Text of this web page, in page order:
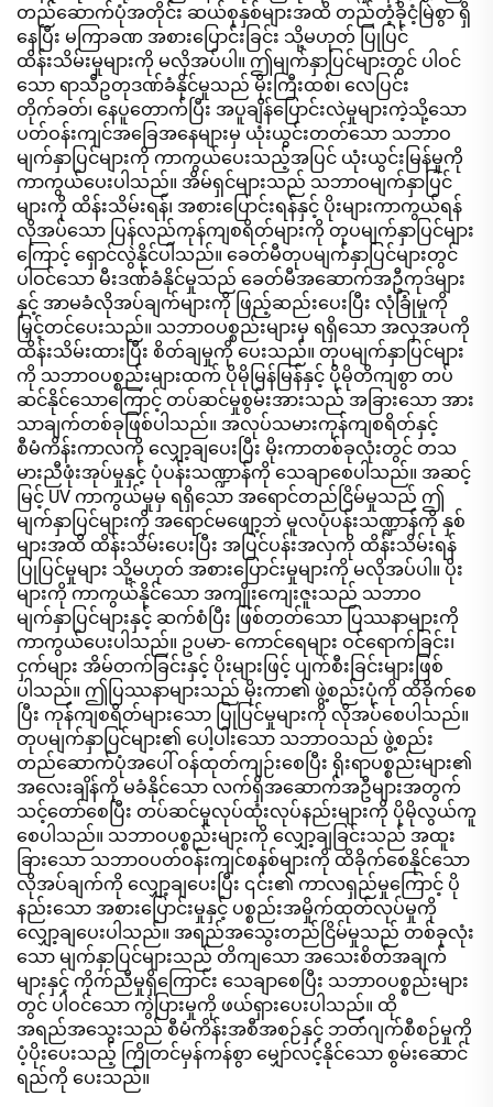
တည်ဆောက်ပုံအတိုင်း ဆယ်စုနှစ်များအထိ တည်တံ့ခိုငံ့မြဲစွာ ရှိ
နေပြီး မကြာခဏ အစားပြောင်းခြင်း သို့မဟုတ် ပြုပြင်
ထိန်းသိမ်းမှုများကို မလိုအပ်ပါ။ ဤမျက်နှာပြင်များတွင် ပါဝင်
သော ရာသီဥတုဒဏ်ခံနိုင်မှုသည် မိုးကြီးထစ်၊ လေပြင်း
တိုက်ခတ်၊ နေပူတောက်ပြီး အပူချိန်ပြောင်းလဲမှုများကဲ့သို့သော
ပတ်ဝန်းကျင်အခြေအနေများမှ ယုံးယွင်းတတ်သော သဘာဝ
မျက်နှာပြင်များကို ကာကွယ်ပေးသည့်အပြင် ယုံးယွင်းမြန်မှုကို
ကာကွယ်ပေးပါသည်။ အိမ်ရှင်များသည် သဘာဝမျက်နှာပြင်
များကို ထိန်းသိမ်းရန်၊ အစားပြောင်းရန်နှင့် ပိုးများကာကွယ်ရန်
လိုအပ်သော ပြန်လည်ကုန်ကျစရိတ်များကို တုပမျက်နှာပြင်များ
ကြောင့် ရှောင်လွဲနိုင်ပါသည်။ ခေတ်မီတုပမျက်နှာပြင်များတွင်
ပါဝင်သော မီးဒဏ်ခံနိုင်မှုသည် ခေတ်မီအဆောက်အဦကုဒ်များ
နှင့် အာမခံလိုအပ်ချက်များကို ဖြည့်ဆည်းပေးပြီး လုံခြုံမှုကို
မြှင့်တင်ပေးသည်။ သဘာဝပစ္စည်းများမှ ရရှိသော အလှအပကို
ထိန်းသိမ်းထားပြီး စိတ်ချမှုကို ပေးသည်။ တုပမျက်နှာပြင်များ
ကို သဘာဝပစ္စည်းများထက် ပိုမိုမြန်မြန်နှင့် ပိုမိုတိကျစွာ တပ်
ဆင်နိုင်သောကြောင့် တပ်ဆင်မှုစွမ်းအားသည် အခြားသော အား
သာချက်တစ်ခုဖြစ်ပါသည်။ အလုပ်သမားကုန်ကျစရိတ်နှင့်
စီမံကိန်းကာလကို လျှော့ချပေးပြီး မိုးကာတစ်ခုလုံးတွင် တသ
မားညီဖုံးအုပ်မှုနှင့် ပုံပန်းသဏ္ဍာန်ကို သေချာစေပါသည်။ အဆင့်
မြင့် UV ကာကွယ်မှုမှ ရရှိသော အရောင်တည်ငြိမ်မှုသည် ဤ
မျက်နှာပြင်များကို အရောင်မဖျော့ဘဲ မူလပုံပန်းသဏ္ဍာန်ကို နှစ်
များအထိ ထိန်းသိမ်းပေးပြီး အပြင်ပန်းအလှကို ထိန်းသိမ်းရန်
ပြုပြင်မှုများ သို့မဟုတ် အစားပြောင်းမှုများကို မလိုအပ်ပါ။ ပိုး
များကို ကာကွယ်နိုင်သော အကျိုးကျေးဇူးသည် သဘာဝ
မျက်နှာပြင်များနှင့် ဆက်စံပြီး ဖြစ်တတ်သော ပြဿနာများကို
ကာကွယ်ပေးပါသည်။ ဥပမာ- ကောင်ရေများ ဝင်ရောက်ခြင်း၊
ငှက်များ အိမ်တက်ခြင်းနှင့် ပိုးများဖြင့် ပျက်စီးခြင်းများဖြစ်
ပါသည်။ ဤပြဿနာများသည် မိုးကာ၏ ဖွဲ့စည်းပုံကို ထိခိုက်စေ
ပြီး ကုန်ကျစရိတ်များသော ပြုပြင်မှုများကို လိုအပ်စေပါသည်။
တုပမျက်နှာပြင်များ၏ ပေါ့ပါးသော သဘာဝသည် ဖွဲ့စည်း
တည်ဆောက်ပုံအပေါ် ဝန်ထုတ်ကျဉ်းစေပြီး ရိုးရာပစ္စည်းများ၏
အလေးချိန်ကို မခံနိုင်သော လက်ရှိအဆောက်အဦများအတွက်
သင့်တော်စေပြီး တပ်ဆင်မှုလုပ်ထုံးလုပ်နည်းများကို ပိုမိုလွယ်ကူ
စေပါသည်။ သဘာဝပစ္စည်းများကို လျှော့ချခြင်းသည် အထူး
ခြားသော သဘာဝပတ်ဝန်းကျင်စနစ်များကို ထိခိုက်စေနိုင်သော
လိုအပ်ချက်ကို လျှော့ချပေးပြီး ၎င်း၏ ကာလရှည်မှုကြောင့် ပို
နည်းသော အစားပြောင်းမှုနှင့် ပစ္စည်းအမှိုက်ထုတ်လုပ်မှုကို
လျှော့ချပေးပါသည်။ အရည်အသွေးတည်ငြိမ်မှုသည် တစ်ခုလုံး
သော မျက်နှာပြင်များသည် တိကျသော အသေးစိတ်အချက်
များနှင့် ကိုက်ညီမှုရှိကြောင်း သေချာစေပြီး သဘာဝပစ္စည်းများ
တွင် ပါဝင်သော ကွဲပြားမှုကို ဖယ်ရှားပေးပါသည်။ ထို
အရည်အသွေးသည် စီမံကိန်းအစီအစဉ်နှင့် ဘတ်ဂျက်စီစဉ်မှုကို
ပံ့ပိုးပေးသည့် ကြိုတင်မှန်ကန်စွာ မျှော်လင့်နိုင်သော စွမ်းဆောင်
ရည်ကို ပေးသည်။